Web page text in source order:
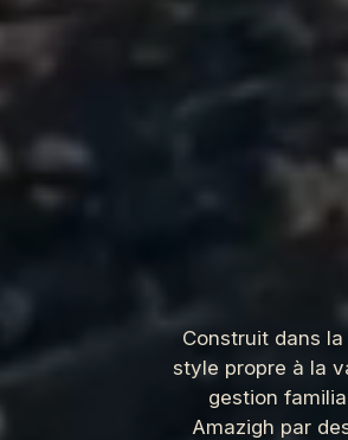
Construit dans
style propre à la
gestion
Amazigh par